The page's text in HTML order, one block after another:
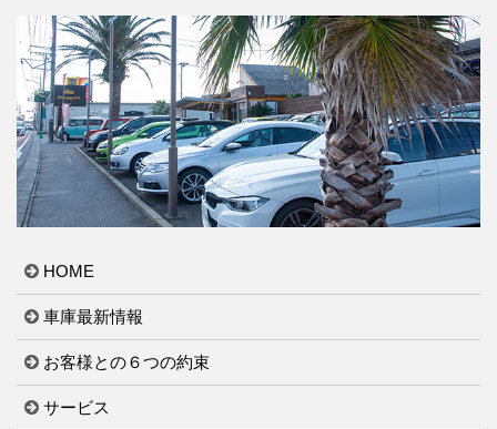
HOME
車庫最新情報
お客様との６つの約束
サービス